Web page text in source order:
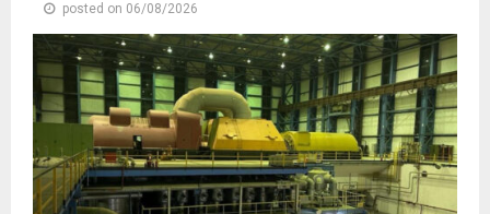
posted on 06/08/2026